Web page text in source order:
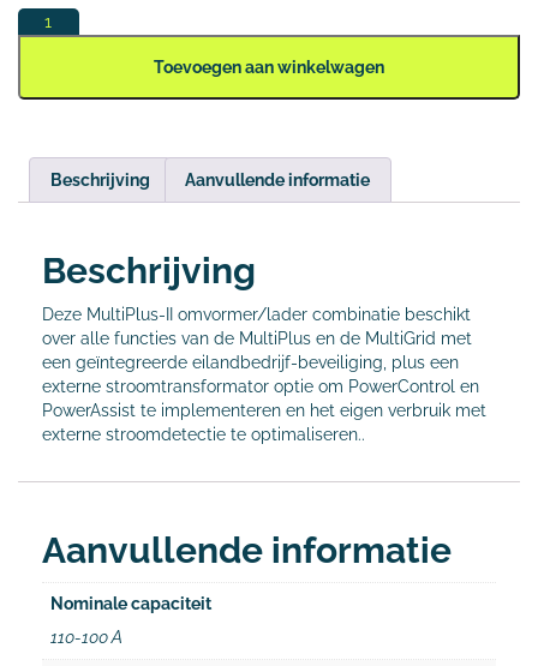
Toevoegen aan winkelwagen
Beschrijving Aanvullende informatie
Beschrijving
Deze MultiPlus-II omvormer/lader combinatie beschikt
over alle functies van de MultiPlus en de MultiGrid met
een geïntegreerde eilandbedrijf-beveiliging, plus een
externe stroomtransformator optie om PowerControl en
PowerAssist te implementeren en het eigen verbruik met
externe stroomdetectie te optimaliseren..
Aanvullende informatie
Nominale capaciteit
110-100 A